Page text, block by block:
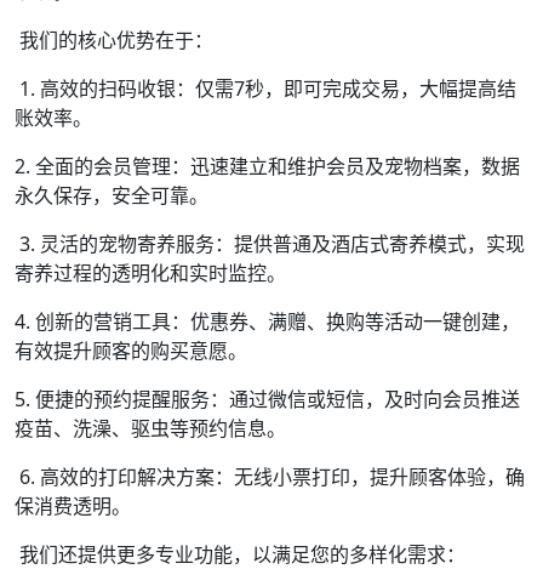
我们的核心优势在于：
1. 高效的扫码收银：仅需7秒，即可完成交易，大幅提高结
账效率。
2. 全面的会员管理：迅速建立和维护会员及宠物档案，数据
永久保存，安全可靠。
3. 灵活的宠物寄养服务：提供普通及酒店式寄养模式，实现
寄养过程的透明化和实时监控。
4. 创新的营销工具：优惠券、满赠、换购等活动一键创建，
有效提升顾客的购买意愿。
5. 便捷的预约提醒服务：通过微信或短信，及时向会员推送
疫苗、洗澡、驱虫等预约信息。
6. 高效的打印解决方案：无线小票打印，提升顾客体验，确
保消费透明。
我们还提供更多专业功能，以满足您的多样化需求：